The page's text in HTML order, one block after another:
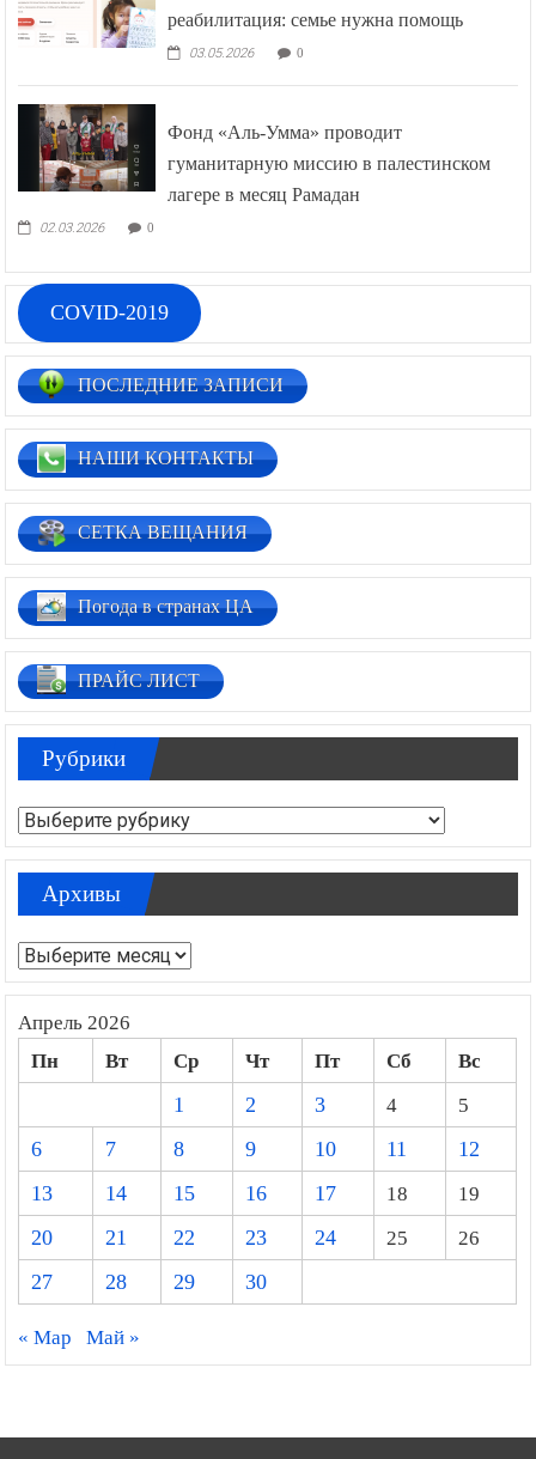
реабилитация: семье нужна помощь
03.05.2026 0
Фонд «Аль-Умма» проводит
гуманитарную миссию в палестинском
лагере в месяц Рамадан
02.03.2026 0
COVID-2019
ПОСЛЕДНИЕ ЗАПИСИ
НАШИ КОНТАКТЫ
СЕТКА ВЕЩАНИЯ
Погода в странах ЦА
ПРАЙС ЛИСТ
Рубрики
Рубрики
Архивы
Архивы
Апрель 2026
Пн Вт Ср Чт Пт Сб
Вс
1
2 3 4
5
6
7 8 9 10 11
12
13
14 15 16 17 18
19
20
21 22 23 24 25
26
27
28 29 30
« Мар Май »